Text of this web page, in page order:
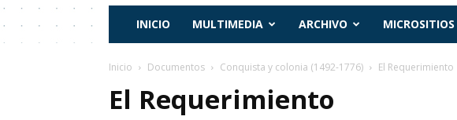
INICIO MULTIMEDIA ARCHIVO MICROSITIOS
Inicio Documentos Conquista y colonia (1492-1776) El Requerimiento
El Requerimiento